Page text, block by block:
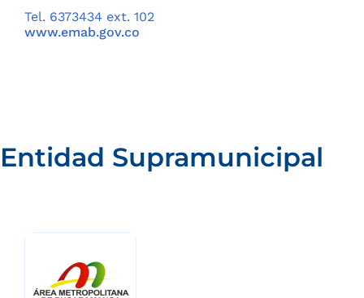
Tel. 6373434 ext. 102
www.emab.gov.co
Entidad Supramunicipal